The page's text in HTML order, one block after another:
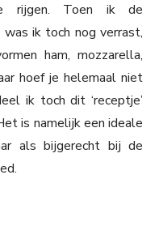
rijgen. Toen ik de
ik toch nog verrast,
ham, mozzarella,
hoef je helemaal niet
ik toch dit ‘receptje’
is namelijk een ideale
als bijgerecht bij de